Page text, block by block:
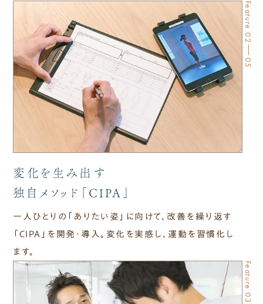
Feature 02
05
変化を生み出す
独自メソッド「CIPA」
一人ひとりの「ありたい姿」に向けて、改善を繰り返す
「CIPA」を開発・導入。変化を実感し、運動を習慣化し
ます。
Feature 03